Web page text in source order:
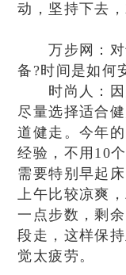
动，坚持下去
万步网：对
备?时间是如何
时尚人：因
尽量选择适合
道健走。今年
经验，不用10
需要特别早起
上午比较凉爽
一点步数，剩
段走，这样保
觉太疲劳。